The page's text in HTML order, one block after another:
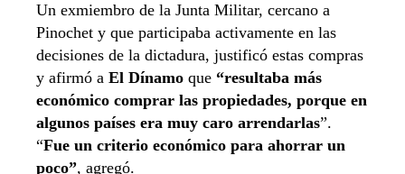
Un exmiembro de la Junta Militar, cercano a
Pinochet y que participaba activamente en las
decisiones de la dictadura, justificó estas compras
y afirmó a El Dínamo que “resultaba más
económico comprar las propiedades, porque en
algunos países era muy caro arrendarlas”.
“Fue un criterio económico para ahorrar un
poco”, agregó.